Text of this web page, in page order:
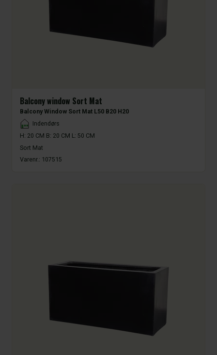
Balcony window Sort Mat
Balcony Window Sort Mat L50 B20 H20
Placement
Indendørs
H: 20 CM B: 20 CM L: 50 CM
Sort Mat
Varenr.: 107515